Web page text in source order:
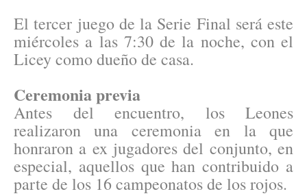
El tercer juego de la Serie Final será este
miércoles a las 7:30 de la noche, con el
Licey como dueño de casa.
Ceremonia previa
Antes del encuentro, los Leones
realizaron una ceremonia en la que
honraron a ex jugadores del conjunto, en
especial, aquellos que han contribuido a
parte de los 16 campeonatos de los rojos.